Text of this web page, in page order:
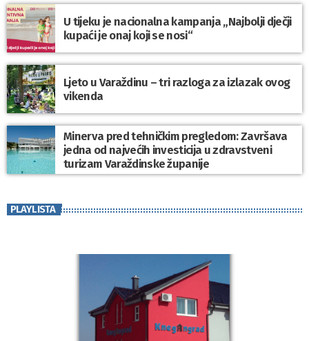
U tijeku je nacionalna kampanja „Najbolji dječji
kupaći je onaj koji se nosi“
Ljeto u Varaždinu – tri razloga za izlazak ovog
vikenda
Minerva pred tehničkim pregledom: Završava
jedna od najvećih investicija u zdravstveni
turizam Varaždinske županije
PLAYLISTA